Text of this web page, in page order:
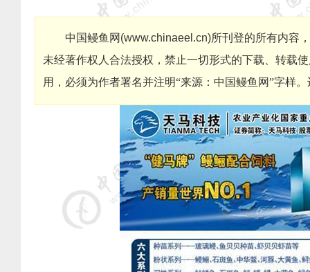
中国鳗鱼网 (www.chinaeel.cn)所刊登的所有内容
未经著作权人合法授权，禁止一切形式的下载、转载
用，必须为作者署名并注明“来源：中国鳗鱼网”字样